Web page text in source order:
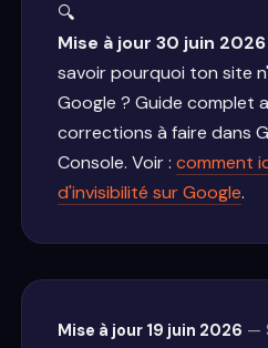
🔍
Mise à jour 30 juin 2026
savoir pourquoi ton site
Google ? Guide complet
corrections à faire dans
Console. Voir :comment
d'invisibilité sur Google.
Mise à jour 19 juin 2026 —